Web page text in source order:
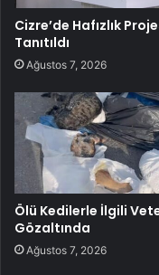
Cizre’de Hafızlık
Tanıtıldı
Ağustos 7, 2026
Ölü Kedilerle İlgili
Gözaltında
Ağustos 7, 2026